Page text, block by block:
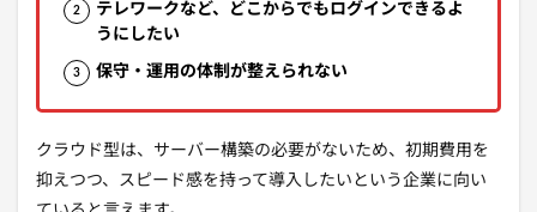
テレワークなど、どこからでもログインできるよ
うにしたい
保守・運用の体制が整えられない
クラウド型は、サーバー構築の必要がないため、初期費用を
抑えつつ、スピード感を持って導入したいという企業に向い